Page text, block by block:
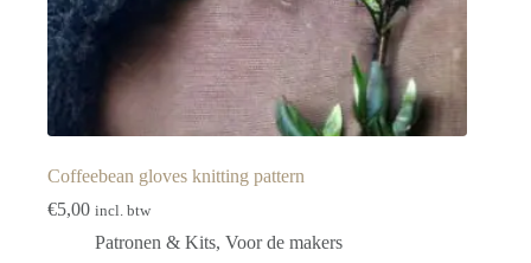
Coffeebean gloves knitting pattern
€5,00 incl. btw
Patronen & Kits, Voor de makers